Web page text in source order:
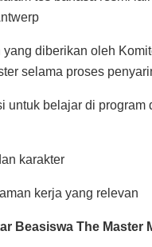
diberikan oleh
selama proses
belajar di program
karakter
kerja yang relevan
Beasiswa The Master